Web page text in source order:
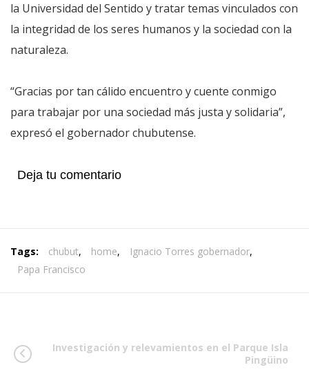
la Universidad del Sentido y tratar temas vinculados con
la integridad de los seres humanos y la sociedad con la
naturaleza.
“Gracias por tan cálido encuentro y cuente conmigo
para trabajar por una sociedad más justa y solidaria”,
expresó el gobernador chubutense.
Deja tu comentario
Tags: chubut, home, Ignacio Torres gobernador,
Papa Francisco
Investigación y relevamientos en el Parque Isla
Pingüino